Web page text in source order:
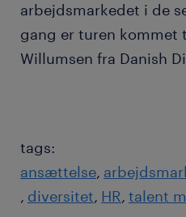
arbejdsmarkedet i de
gang er turen kommet
Willumsen fra Danish
tags:
ansættelse
diversitet HR talent